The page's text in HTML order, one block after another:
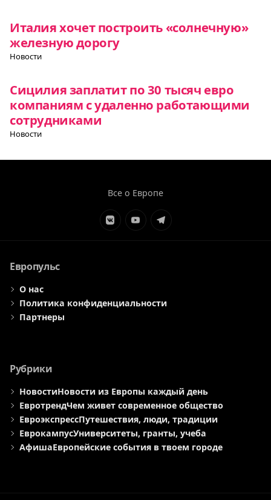
Италия хочет построить «солнечную»
железную дорогу
Новости
Сицилия заплатит по 30 тысяч евро
компаниям с удаленно работающими
сотрудниками
Новости
Все о Европе
ЭлементЭлементЭлемент
Европульс
О нас
Политика конфиденциальности
Партнеры
Рубрики
НовостиНовости из Европы каждый день
ЕвротрендЧем живет современное общество
ЕвроэкспрессПутешествия, люди, традиции
ЕврокампусУниверситеты, гранты, учеба
АфишаЕвропейские события в твоем городе